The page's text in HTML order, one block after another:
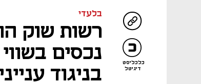
כלכליסט
דיגיטל
בלעדי
רשות שוק
בניגוד